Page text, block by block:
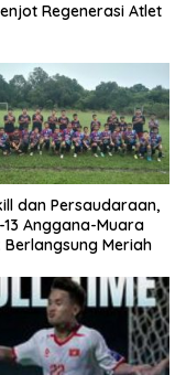
Regenerasi Atlet
dan Persaudaraan,
13 Anggana-Muara
Meriah